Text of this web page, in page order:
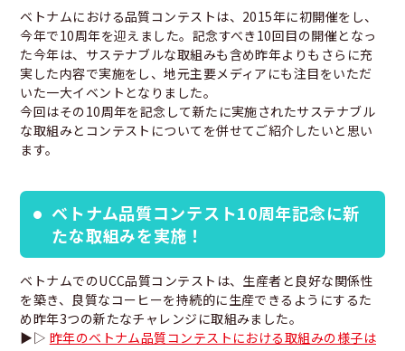
ベトナムにおける品質コンテストは、2015年に初開催をし、
今年で10周年を迎えました。記念すべき10回目の開催となっ
た今年は、サステナブルな取組みも含め昨年よりもさらに充
実した内容で実施をし、地元主要メディアにも注目をいただ
いた一大イベントとなりました。
今回はその10周年を記念して新たに実施されたサステナブル
な取組みとコンテストについてを併せてご紹介したいと思い
ます。
ベトナム品質コンテスト10周年記念に新
たな取組みを実施！
ベトナムでのUCC品質コンテストは、生産者と良好な関係性
を築き、良質なコーヒーを持続的に生産できるようにするた
め昨年3つの新たなチャレンジに取組みました。
▶▷ 昨年のベトナム品質コンテストにおける取組みの様子は